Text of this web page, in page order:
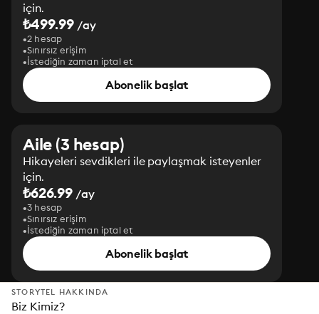
için.
₺499.99 /ay
2 hesap
Sınırsız erişim
İstediğin zaman iptal et
Abonelik başlat
Aile (3 hesap)
Hikayeleri sevdikleri ile paylaşmak isteyenler
için.
₺626.99 /ay
3 hesap
Sınırsız erişim
İstediğin zaman iptal et
Abonelik başlat
STORYTEL HAKKINDA
Biz Kimiz?